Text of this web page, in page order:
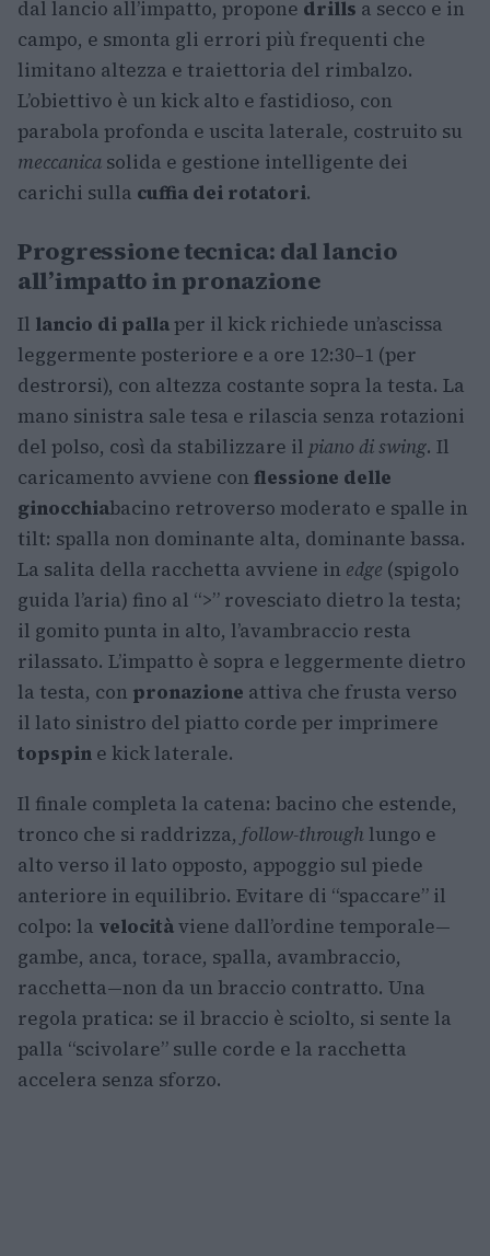
dal lancio all’impatto, propone drills a secco e in
campo, e smonta gli errori più frequenti che
limitano altezza e traiettoria del rimbalzo.
L’obiettivo è un kick alto e fastidioso, con
parabola profonda e uscita laterale, costruito su
meccanica solida e gestione intelligente dei
carichi sulla cuffia dei rotatori.
Progressione tecnica: dal lancio
all’impatto in pronazione
Il lancio di pallaper il kick richiede un’ascissa
leggermente posteriore e a ore 12:30–1 (per
destrorsi), con altezza costante sopra la testa. La
mano sinistra sale tesa e rilascia senza rotazioni
del polso, così da stabilizzare il piano di swing. Il
caricamento avviene con flessione delle
ginocchiabacino retroverso moderato e spalle in
tilt: spalla non dominante alta, dominante bassa.
La salita della racchetta avviene in edge (spigolo
guida l’aria) fino al “>” rovesciato dietro la testa;
il gomito punta in alto, l’avambraccio resta
rilassato. L’impatto è sopra e leggermente dietro
la testa, con pronazione attiva che frusta verso
il lato sinistro del piatto corde per imprimere
topspin e kick laterale.
Il finale completa la catena: bacino che estende,
tronco che si raddrizza, follow-through lungo e
alto verso il lato opposto, appoggio sul piede
anteriore in equilibrio. Evitare di “spaccare” il
colpo: la velocitàviene dall’ordine temporale—
gambe, anca, torace, spalla, avambraccio,
racchetta—non da un braccio contratto. Una
regola pratica: se il braccio è sciolto, si sente la
palla “scivolare” sulle corde e la racchetta
accelera senza sforzo.